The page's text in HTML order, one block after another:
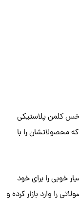
کلمن پلاستیکی
محصولاتشان را با
خوبی را برای خود
را وارد بازار کرده و